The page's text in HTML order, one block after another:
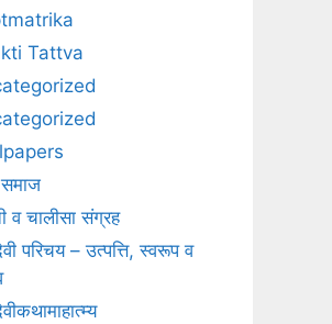
Tattva
व चालीसा संग्रह
परिचय – उत्पत्ति, स्वरूप व